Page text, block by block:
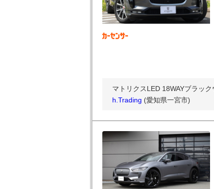
マトリクスLED 18WAYブラッ
h.Trading (愛知県一宮市)